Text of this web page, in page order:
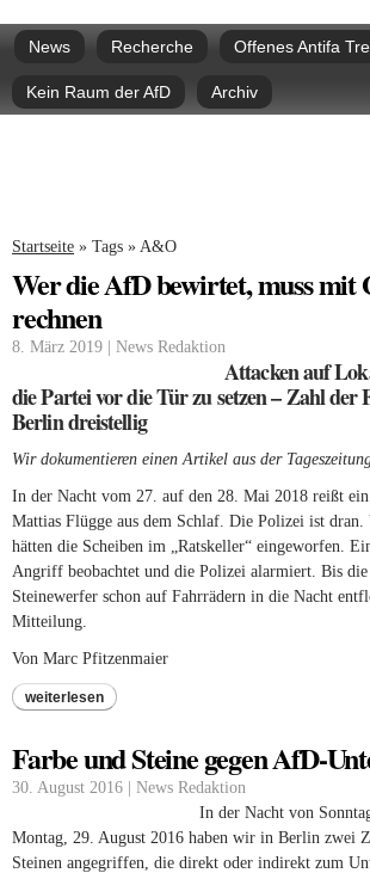
zum
Hauptmenü
News Recherche Offenes Antifa
Kein Raum der AfD Archiv
Sie sind hier
Startseite » Tags » A&O
Wer die AfD bewirtet, muss mit
rechnen
8. März 2019 | News Redaktion
Attacken auf
die Partei vor die Tür zu setzen – Zahl der
Berlin dreistellig
Wir dokumentieren einen Artikel aus der
In der Nacht vom 27. auf den 28. Mai 2018 reißt
Mattias Flügge aus dem Schlaf. Die Polizei ist dran.
hätten die Scheiben im „Ratskeller“ eingeworfen.
Angriff beobachtet und die Polizei alarmiert. Bis
Steinewerfer schon auf Fahrrädern in die Nacht
Mitteilung.
Von Marc Pfitzenmaier
weiterlesen
Farbe und Steine gegen AfD-
30. August 2016 | News Redaktion
In der Nacht von
Montag, 29. August 2016 haben wir in Berlin zwei
Steinen angegriffen, die direkt oder indirekt zum